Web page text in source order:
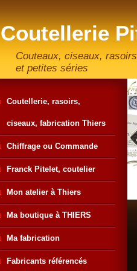
Coutellerie
artisan
Couteaux, ciseaux,
et petites séries
Coutellerie, rasoirs,
ciseaux, fabrication Thiers
Chiffrage ou Commande
Franck Pitelet, coutelier
Mon atelier à Thiers
Ma boutique à THIERS
Ma fabrication
Fabricants référencés